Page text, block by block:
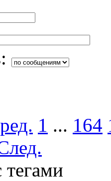
1 ... 164
тегами